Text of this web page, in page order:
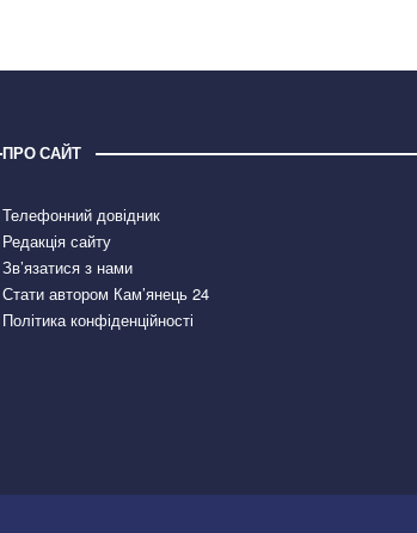
ПРО САЙТ
Телефонний довідник
Редакція сайту
Зв’язатися з нами
Стати автором Кам’янець 24
Політика конфіденційності